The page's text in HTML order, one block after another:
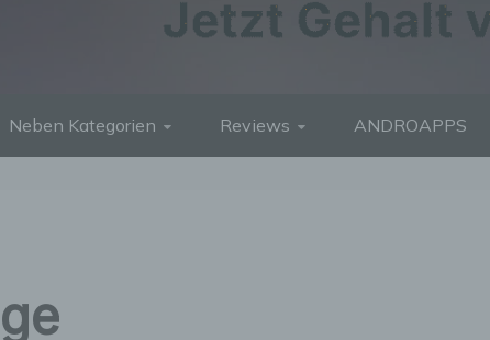
Neben Kategorien Reviews ANDROAPPS